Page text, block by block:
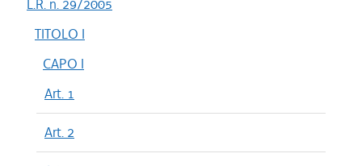
L.R. n. 29/2005
TITOLO I
CAPO I
Art. 1
Art. 2